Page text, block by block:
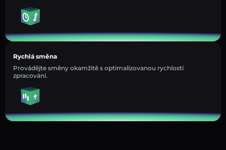
Rychlá směna
Provádějte směny okamžitě s optimalizovanou rychlostí
zpracování.